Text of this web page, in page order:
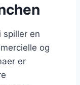
spiller en
og
er